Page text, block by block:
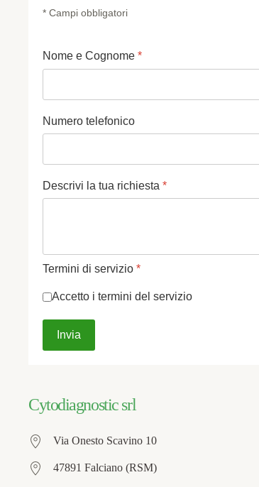
* Campi obbligatori
Nome e Cognome *
Numero telefonico
Descrivi la tua richiesta *
Termini di servizio *
Accetto i termini del servizio
Invia
Cytodiagnostic srl
Via Onesto Scavino 10
47891 Falciano (RSM)